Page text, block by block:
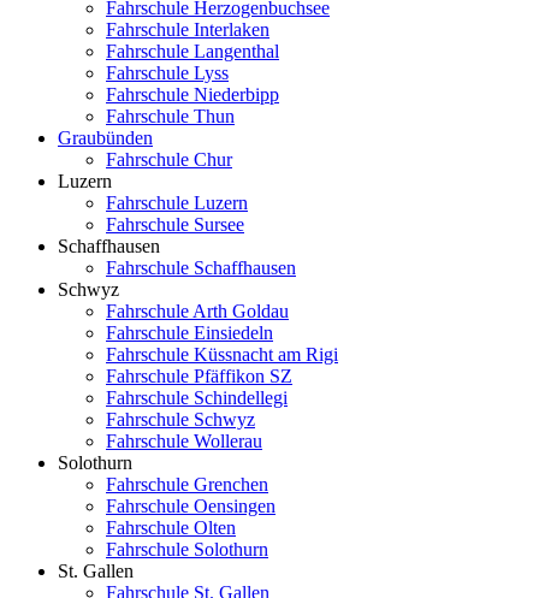
Fahrschule Herzogenbuchsee
Fahrschule Interlaken
Fahrschule Langenthal
Fahrschule Lyss
Fahrschule Niederbipp
Fahrschule Thun
Graubünden
Fahrschule Chur
Luzern
Fahrschule Luzern
Fahrschule Sursee
Schaffhausen
Fahrschule Schaffhausen
Schwyz
Fahrschule Arth Goldau
Fahrschule Einsiedeln
Fahrschule Küssnacht am Rigi
Fahrschule Pfäffikon SZ
Fahrschule Schindellegi
Fahrschule Schwyz
Fahrschule Wollerau
Solothurn
Fahrschule Grenchen
Fahrschule Oensingen
Fahrschule Olten
Fahrschule Solothurn
St. Gallen
Fahrschule St. Gallen